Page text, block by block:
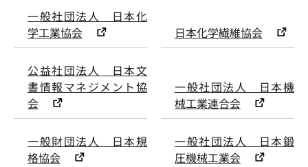
一般社団法人 日本化
学工業協会
日本化学繊維協会
公益社団法人 日本文
書情報マネジメント協
会
一般社団法人 日本機
械工業連合会
一般財団法人 日本規
格協会
一般社団法人 日本鍛
圧機械工業会